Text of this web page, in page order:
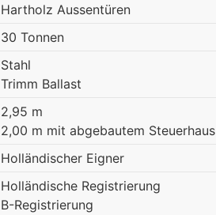
Hartholz Aussentüren
30 Tonnen
Stahl
Trimm Ballast
2,95 m
2,00 m mit abgebautem Steuerhaus
Holländischer Eigner
Holländische Registrierung
B-Registrierung